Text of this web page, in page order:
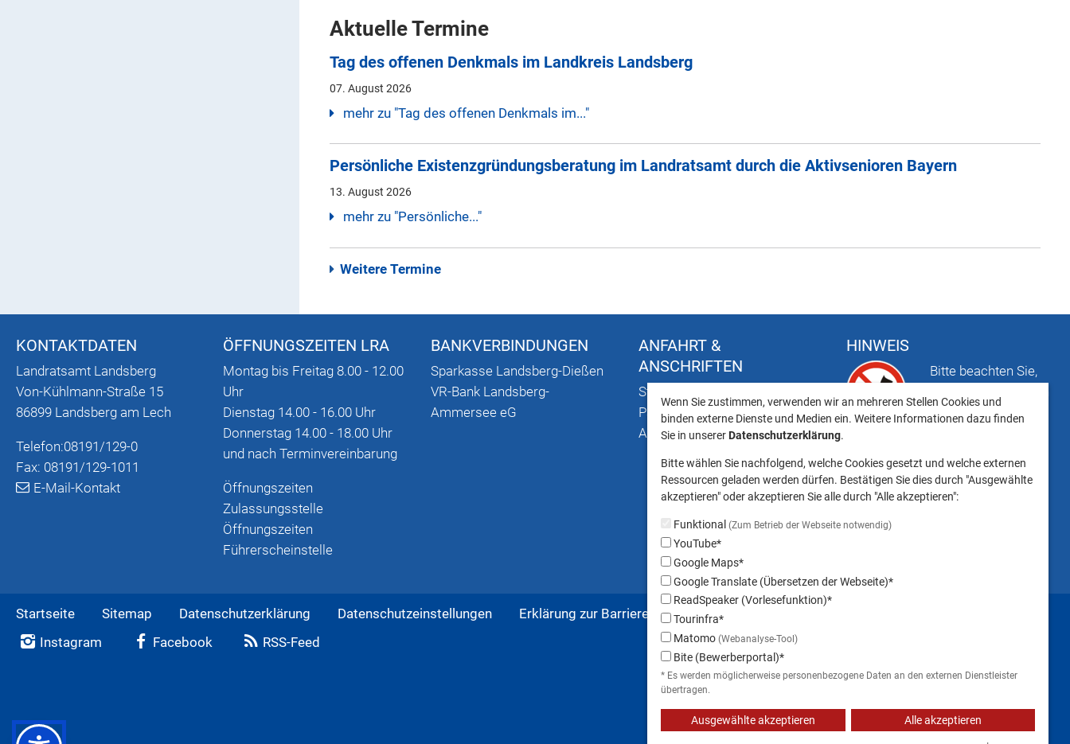
Aktuelle Termine
Tag des offenen Denkmals im Landkreis Landsberg
07. August 2026
mehr zu "Tag des offenen Denkmals im..."
Persönliche Existenzgründungsberatung im Landratsamt durch die Aktivsenioren Bayern
13. August 2026
mehr zu "Persönliche..."
Weitere Termine
KONTAKTDATEN
Landratsamt Landsberg
Von-Kühlmann-Straße 15
86899 Landsberg am Lech
Telefon:08191/129-0
Fax: 08191/129-1011
E-Mail-Kontakt
ÖFFNUNGSZEITEN LRA
Montag bis Freitag 8.00 - 12.00
Uhr
Dienstag 14.00 - 16.00 Uhr
Donnerstag 14.00 - 18.00 Uhr
und nach Terminvereinbarung
Öffnungszeiten
Zulassungsstelle
Öffnungszeiten
Führerscheinstelle
BANKVERBINDUNGEN
Sparkasse Landsberg-Dießen
VR-Bank Landsberg-
Ammersee eG
ANFAHRT &
ANSCHRIFTEN
Stadtplan mit
Parkmöglichkeiten
Anschriften
HINWEIS
Bitte beachten Sie,
von Tieren ins
gestattet ist.
Startseite Sitemap Datenschutzerklärung Datenschutzeinstellungen Erklärung zur Barrierefreiheit
Impressum
Instagram
Facebook RSS-Feed
Wenn Sie zustimmen, verwenden wir an mehreren Stellen Cookies und
binden externe Dienste und Medien ein. Weitere Informationen dazu finden
Sie in unserer Datenschutzerklärung.
Bitte wählen Sie nachfolgend, welche Cookies gesetzt und welche externen
Ressourcen geladen werden dürfen. Bestätigen Sie dies durch "Ausgewählte
akzeptieren" oder akzeptieren Sie alle durch "Alle akzeptieren":
Funktional (Zum Betrieb der Webseite notwendig)
YouTube*
Google Maps*
Google Translate (Übersetzen der Webseite)*
ReadSpeaker (Vorlesefunktion)*
Tourinfra*
Matomo (Webanalyse-Tool)
Bite (Bewerberportal)*
* Es werden möglicherweise personenbezogene Daten an den externen Dienstleister
übertragen.
Ausgewählte akzeptieren Alle akzeptieren